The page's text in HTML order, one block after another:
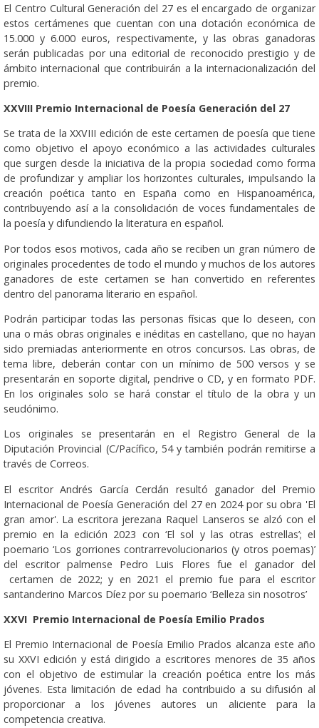
El Centro Cultural Generación del 27 es el encargado de organizar
estos certámenes que cuentan con una dotación económica de
15.000 y 6.000 euros, respectivamente, y las obras ganadoras
serán publicadas por una editorial de reconocido prestigio y de
ámbito internacional que contribuirán a la internacionalización del
premio.
XXVIII Premio Internacional de Poesía Generación del 27
Se trata de la XXVIII edición de este certamen de poesía que tiene
como objetivo el apoyo económico a las actividades culturales
que surgen desde la iniciativa de la propia sociedad como forma
de profundizar y ampliar los horizontes culturales, impulsando la
creación poética tanto en España como en Hispanoamérica,
contribuyendo así a la consolidación de voces fundamentales de
la poesía y difundiendo la literatura en español.
Por todos esos motivos, cada año se reciben un gran número de
originales procedentes de todo el mundo y muchos de los autores
ganadores de este certamen se han convertido en referentes
dentro del panorama literario en español.
Podrán participar todas las personas físicas que lo deseen, con
una o más obras originales e inéditas en castellano, que no hayan
sido premiadas anteriormente en otros concursos. Las obras, de
tema libre, deberán contar con un mínimo de 500 versos y se
presentarán en soporte digital, pendrive o CD, y en formato PDF.
En los originales solo se hará constar el título de la obra y un
seudónimo.
Los originales se presentarán en el Registro General de la
Diputación Provincial (C/Pacífico, 54 y también podrán remitirse a
través de Correos.
El escritor Andrés García Cerdán resultó ganador del Premio
Internacional de Poesía Generación del 27 en 2024 por su obra 'El
gran amor'. La escritora jerezana Raquel Lanseros se alzó con el
premio en la edición 2023 con ‘El sol y las otras estrellas’; el
poemario ‘Los gorriones contrarrevolucionarios (y otros poemas)’
del escritor palmense Pedro Luis Flores fue el ganador del
certamen de 2022; y en 2021 el premio fue para el escritor
santanderino Marcos Díez por su poemario ‘Belleza sin nosotros’
XXVI Premio Internacional de Poesía Emilio Prados
El Premio Internacional de Poesía Emilio Prados alcanza este año
su XXVI edición y está dirigido a escritores menores de 35 años
con el objetivo de estimular la creación poética entre los más
jóvenes. Esta limitación de edad ha contribuido a su difusión al
proporcionar a los jóvenes autores un aliciente para la
competencia creativa.